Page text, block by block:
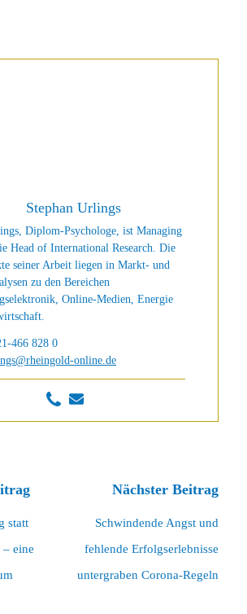
Stephan Urlings
Diplom-Psychologe, ist Managing
Head of International Research. Die
seiner Arbeit liegen in Markt- und
zu den Bereichen
Online-Medien, Energie
466 828 0
online.de
statt
eine
Nächster Beitrag
Schwindende Angst und
fehlende Erfolgserlebnisse
untergraben Corona-Regeln